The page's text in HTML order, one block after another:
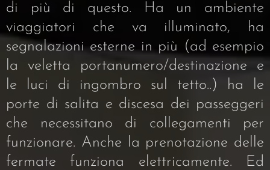
di più di questo. Ha un ambiente
viaggiatori che va illuminato, ha
segnalazioni esterne in più (ad esempio
la veletta portanumero/destinazione e
le luci di ingombro sul tetto..) ha le
porte di salita e discesa dei passeggeri
che necessitano di collegamenti per
funzionare. Anche la prenotazione delle
fermate funziona elettricamente. Ed